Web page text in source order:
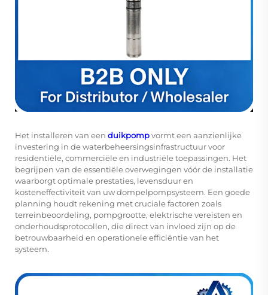
Het installeren van een duikpompvormt een aanzienlijke
investering in de waterbeheersingsinfrastructuur voor
residentiële, commerciële en industriële toepassingen. Het
begrijpen van de essentiële overwegingen vóór de installatie
waarborgt optimale prestaties, levensduur en
kosteneffectiviteit van uw dompelpompsysteem. Een goede
planning houdt rekening met cruciale factoren zoals
terreinbeoordeling, pompgrootte, elektrische vereisten en
onderhoudsprotocollen, die direct van invloed zijn op de
betrouwbaarheid en operationele efficiëntie van het
systeem.